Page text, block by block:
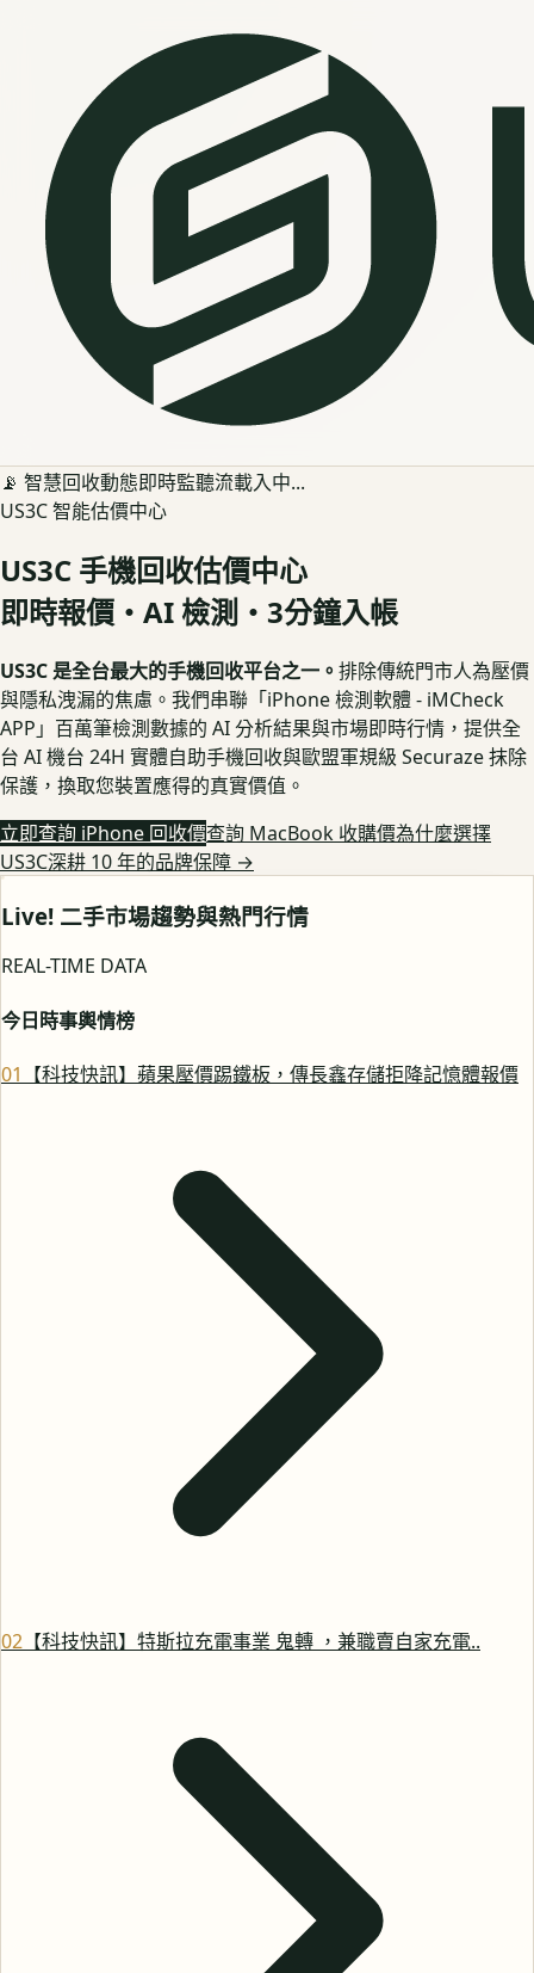
📡 智慧回收動態即時監聽流載入中...
US3C 智能估價中心
US3C 手機回收估價中心
即時報價・AI 檢測・3分鐘入帳
US3C 是全台最大的手機回收平台之一。 排除傳統門市人為壓價
與隱私洩漏的焦慮。我們串聯「iPhone 檢測軟體 - iMCheck
APP」百萬筆檢測數據的 AI 分析結果與市場即時行情，提供全
台 AI 機台 24H 實體自助手機回收與歐盟軍規級 Securaze 抹除
保護，換取您裝置應得的真實價值。
立即查詢 iPhone 回收價查詢 MacBook 收購價為什麼選擇
US3C深耕 10 年的品牌保障 →
Live! 二手市場趨勢與熱門行情
REAL-TIME DATA
今日時事輿情榜
01 【科技快訊】蘋果壓價踢鐵板，傳長鑫存儲拒降記憶體報價
02 【科技快訊】特斯拉充電事業 鬼轉 ，兼職賣自家充電..